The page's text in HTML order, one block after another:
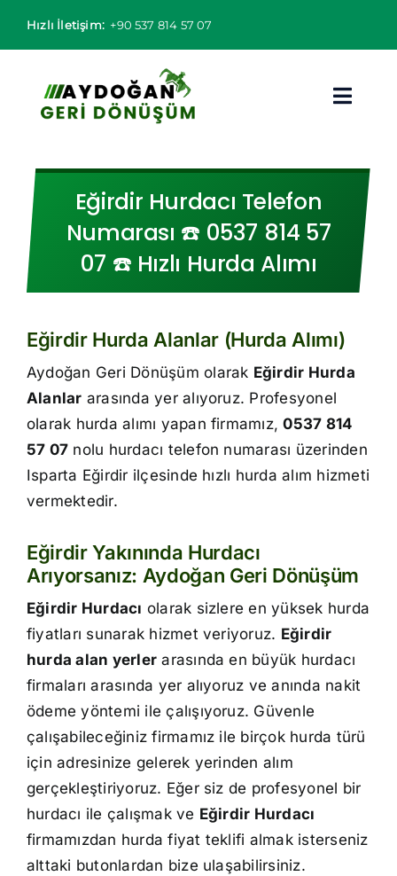
Hızlı İletişim: +90 537 814 57 07
Hurda Fiyatları
Hizmet Bölgeleri
Hakkımızda
İletişim
Eğirdir Hurdacı Telefon
Numarası ☎️ 0537 814 57
07 ☎️ Hızlı Hurda Alımı
Eğirdir Hurda Alanlar (Hurda Alımı)
Aydoğan Geri Dönüşüm olarak Eğirdir Hurda
Alanlar arasında yer alıyoruz. Profesyonel
olarak hurda alımı yapan firmamız,0537 814
57 07 nolu hurdacı telefon numarası üzerinden
Isparta Eğirdir ilçesinde hızlı hurda alım hizmeti
vermektedir.
Eğirdir Yakınında Hurdacı
Arıyorsanız: Aydoğan Geri Dönüşüm
Eğirdir Hurdacı olarak sizlere en yüksek hurda
fiyatları sunarak hizmet veriyoruz. Eğirdir
hurda alan yerler arasında en büyük hurdacı
firmaları arasında yer alıyoruz ve anında nakit
ödeme yöntemi ile çalışıyoruz. Güvenle
çalışabileceğiniz firmamız ile birçok hurda türü
için adresinize gelerek yerinden alım
gerçekleştiriyoruz. Eğer siz de profesyonel bir
hurdacı ile çalışmak ve Eğirdir Hurdacı
firmamızdan hurda fiyat teklifi almak isterseniz
alttaki butonlardan bize ulaşabilirsiniz.